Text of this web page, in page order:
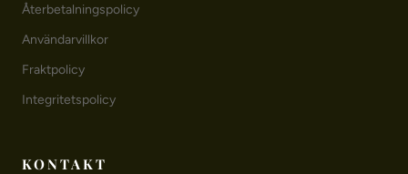
Återbetalningspolicy
Användarvillkor
Fraktpolicy
Integritetspolicy
KONTAKT